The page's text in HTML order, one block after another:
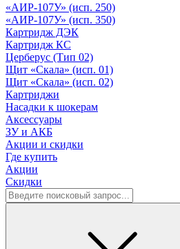
«АИР-107У» (исп. 250)
«АИР-107У» (исп. 350)
Картридж ДЭК
Картридж КС
Церберус (Тип 02)
Щит «Скала» (исп. 01)
Щит «Скала» (исп. 02)
Картриджи
Насадки к шокерам
Аксессуары
ЗУ и АКБ
Акции и скидки
Где купить
Акции
Скидки